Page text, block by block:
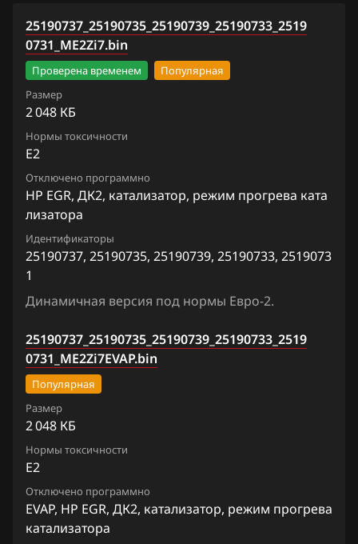
Chevrolet
Chrysler
Citroen
Dacia
Daewoo
DAF
Derways
Dodge
Dongfeng
Exeed
Extreme moto
FAW
Fiat
Forthing
Foton
GAC
Siemens Simtec 76.1
Sirius D3x, D4x, D6x
Equinox 2.4
Express
HHR
Malibu 2.4 167hp
Silverado
Sonic A14NET
Suburban
Tahoe 5.3 325hp
Tracker (Trax) (A18XER)
Trailblazer 3.6 239hp
Trailblazer 4.2 275hp
Volt (A14NET) E78
Volt (A14XFL) E78
25190737_25190735_25190739_25190733_251907
31_SE4.bin
25190737_25190735_25190739_25190733_2519
0731_ME2Zi7.bin
Проверена временем
Популярная
Размер
2 048 КБ
Нормы токсичности
E2
Отключено программно
HP EGR, ДК2, катализатор, режим прогрева ката
лизатора
Идентификаторы
25190737, 25190735, 25190739, 25190733, 2519073
1
Динамичная версия под нормы Евро-2.
25190737_25190735_25190739_25190733_2519
0731_ME2Zi7EVAP.bin
Популярная
Размер
2 048 КБ
Нормы токсичности
E2
Отключено программно
EVAP, HP EGR, ДК2, катализатор, режим прогрева
катализатора